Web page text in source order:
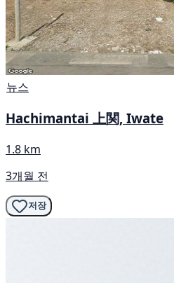
뉴스
Hachimantai 上関, Iwate
1.8 km
3개월 전
저장